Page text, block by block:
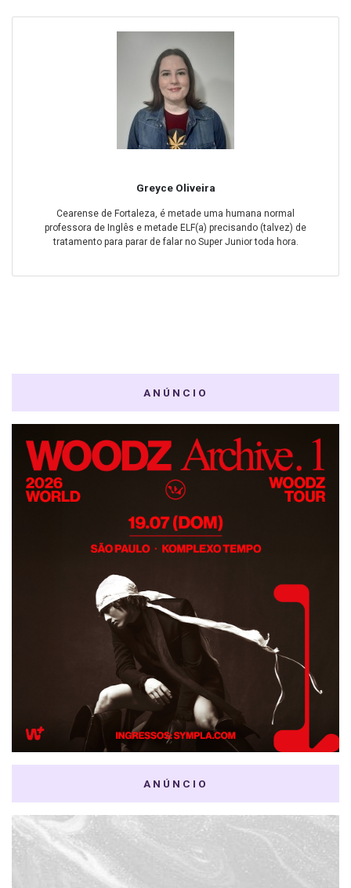
Greyce Oliveira
Cearense de Fortaleza, é metade uma humana normal
professora de Inglês e metade ELF(a) precisando (talvez) de
tratamento para parar de falar no Super Junior toda hora.
ANÚNCIO
ANÚNCIO